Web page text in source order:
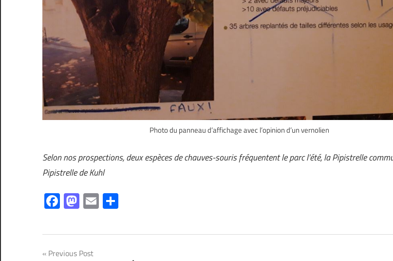
Photo du panneau d’affichage avec l’opinion d’un vernolien
Selon nos prospections, deux espèces de chauves-souris fréquentent le parc l’été, la Pipistrelle
Pipistrelle de Kuhl
Facebook
Mastodon
Email
Navigation
Previous Post